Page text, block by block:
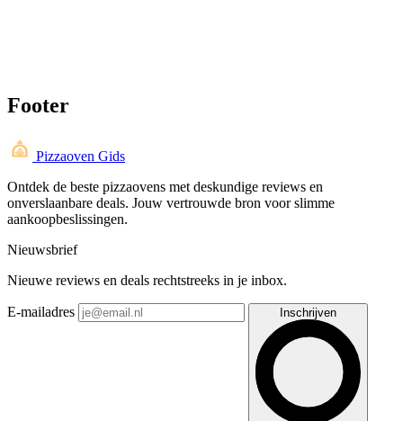
Footer
Pizzaoven Gids
Ontdek de beste pizzaovens met deskundige reviews en
onverslaanbare deals. Jouw vertrouwde bron voor slimme
aankoopbeslissingen.
Nieuwsbrief
Nieuwe reviews en deals rechtstreeks in je inbox.
E-mailadres Inschrijven